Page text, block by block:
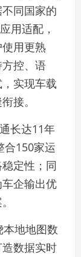
同国家的
用适配，
用更熟
控、语
实现车载
接。
长达11年
合150家运
定性；同
企输出优
地地图数
数据实时